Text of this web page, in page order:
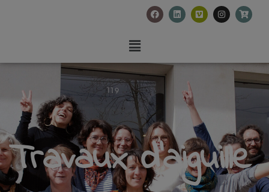
Travaux d'aiguille